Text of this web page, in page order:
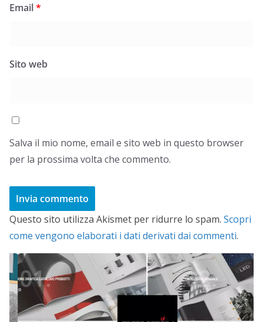
Email*
Sito web
Salva il mio nome, email e sito web in questo browser
per la prossima volta che commento.
Questo sito utilizza Akismet per ridurre lo spam. Scopri
come vengono elaborati i dati derivati dai commenti.